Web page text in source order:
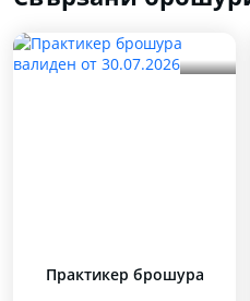
Практикер брошура